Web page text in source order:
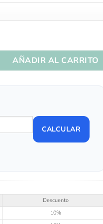
AÑADIR AL CARRITO
CALCULAR
Descuento
10%